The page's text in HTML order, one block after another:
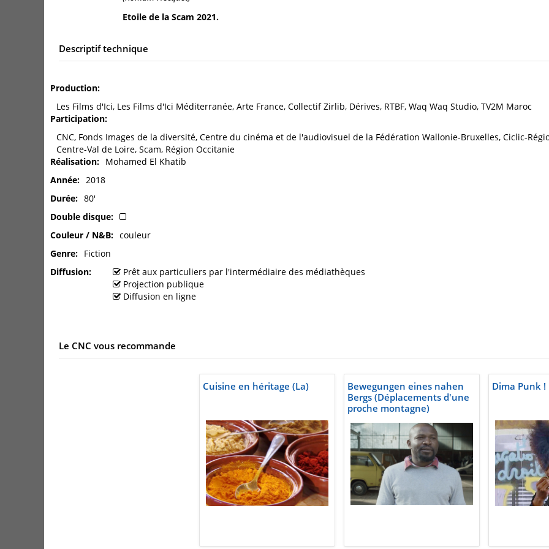
Etoile de la Scam 2021.
Descriptif technique
Production
Les Films d'Ici, Les Films d'Ici Méditerranée, Arte France, Collectif Zirlib, Dérives, RTBF, Waq Waq Studio, TV2M Maroc
Participation
CNC, Fonds Images de la diversité, Centre du cinéma et de l'audiovisuel de la Fédération Wallonie-Bruxelles, Ciclic-
Centre-Val de Loire, Scam, Région Occitanie
Réalisation
Mohamed El Khatib
Année
2018
Durée
80'
Double disque
Couleur / N&B
couleur
Genre
Fiction
Diffusion
Prêt aux particuliers par l'intermédiaire des médiathèques
Projection publique
Diffusion en ligne
Le CNC vous recommande
Cuisine en héritage (La)
Bewegungen eines nahen
Bergs (Déplacements d'une
proche montagne)
Dima Punk !